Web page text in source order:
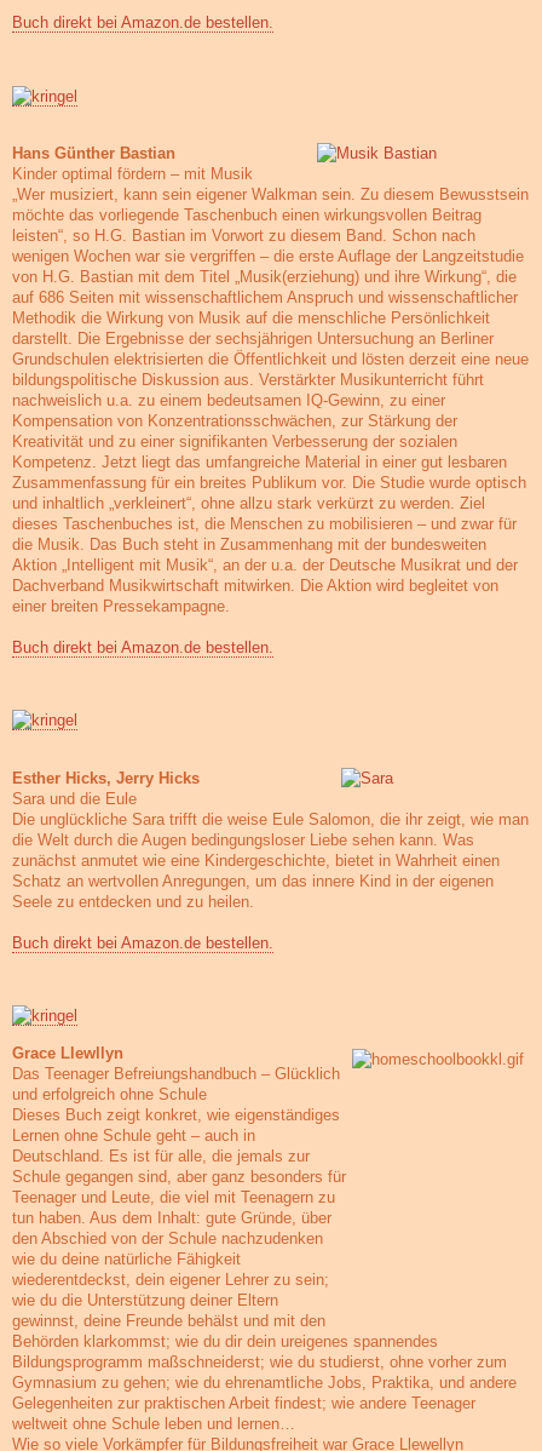
Buch direkt bei Amazon.de bestellen.
Hans Günther Bastian
Kinder optimal fördern – mit Musik
„Wer musiziert, kann sein eigener Walkman sein. Zu diesem Bewusstsein
möchte das vorliegende Taschenbuch einen wirkungsvollen Beitrag
leisten“, so H.G. Bastian im Vorwort zu diesem Band. Schon nach
wenigen Wochen war sie vergriffen – die erste Auflage der Langzeitstudie
von H.G. Bastian mit dem Titel „Musik(erziehung) und ihre Wirkung“, die
auf 686 Seiten mit wissenschaftlichem Anspruch und wissenschaftlicher
Methodik die Wirkung von Musik auf die menschliche Persönlichkeit
darstellt. Die Ergebnisse der sechsjährigen Untersuchung an Berliner
Grundschulen elektrisierten die Öffentlichkeit und lösten derzeit eine neue
bildungspolitische Diskussion aus. Verstärkter Musikunterricht führt
nachweislich u.a. zu einem bedeutsamen IQ-Gewinn, zu einer
Kompensation von Konzentrationsschwächen, zur Stärkung der
Kreativität und zu einer signifikanten Verbesserung der sozialen
Kompetenz. Jetzt liegt das umfangreiche Material in einer gut lesbaren
Zusammenfassung für ein breites Publikum vor. Die Studie wurde optisch
und inhaltlich „verkleinert“, ohne allzu stark verkürzt zu werden. Ziel
dieses Taschenbuches ist, die Menschen zu mobilisieren – und zwar für
die Musik. Das Buch steht in Zusammenhang mit der bundesweiten
Aktion „Intelligent mit Musik“, an der u.a. der Deutsche Musikrat und der
Dachverband Musikwirtschaft mitwirken. Die Aktion wird begleitet von
einer breiten Pressekampagne.
Buch direkt bei Amazon.de bestellen.
Esther Hicks, Jerry Hicks
Sara und die Eule
Die unglückliche Sara trifft die weise Eule Salomon, die ihr zeigt, wie man
die Welt durch die Augen bedingungsloser Liebe sehen kann. Was
zunächst anmutet wie eine Kindergeschichte, bietet in Wahrheit einen
Schatz an wertvollen Anregungen, um das innere Kind in der eigenen
Seele zu entdecken und zu heilen.
Buch direkt bei Amazon.de bestellen.
Grace Llewllyn
Das Teenager Befreiungshandbuch – Glücklich
und erfolgreich ohne Schule
Dieses Buch zeigt konkret, wie eigenständiges
Lernen ohne Schule geht – auch in
Deutschland. Es ist für alle, die jemals zur
Schule gegangen sind, aber ganz besonders für
Teenager und Leute, die viel mit Teenagern zu
tun haben. Aus dem Inhalt: gute Gründe, über
den Abschied von der Schule nachzudenken
wie du deine natürliche Fähigkeit
wiederentdeckst, dein eigener Lehrer zu sein;
wie du die Unterstützung deiner Eltern
gewinnst, deine Freunde behälst und mit den
Behörden klarkommst; wie du dir dein ureigenes spannendes
Bildungsprogramm maßschneiderst; wie du studierst, ohne vorher zum
Gymnasium zu gehen; wie du ehrenamtliche Jobs, Praktika, und andere
Gelegenheiten zur praktischen Arbeit findest; wie andere Teenager
weltweit ohne Schule leben und lernen…
Wie so viele Vorkämpfer für Bildungsfreiheit war Grace Llewellyn